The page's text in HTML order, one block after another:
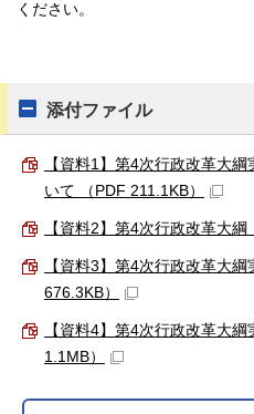
ください。
添付ファイル
【資料1】第4次行政改革大
いて （PDF 211.1KB）
【資料2】第4次行政改革大
【資料3】第4次行政改革大
676.3KB）
【資料4】第4次行政改革大
1.1MB）